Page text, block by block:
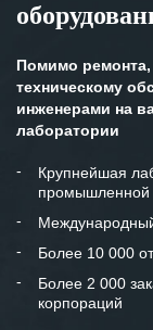
Помимо ремонта,
техническому
инженерами на
лаборатории
Крупнейшая
промышленной
Более 10 000
Более 2 000
корпораций